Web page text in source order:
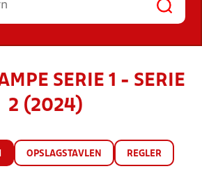
SERIE 1 - SERIE
2 (2024)
OPSLAGSTAVLEN REGLER